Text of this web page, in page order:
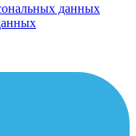
данных